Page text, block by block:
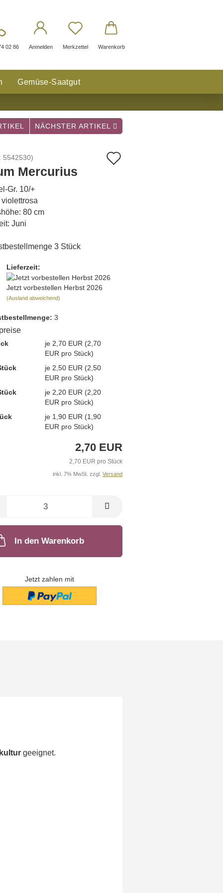
02 86 Anmelden Merkzettel Warenkorb
Gemüse-Saatgut
NÄCHSTER ARTIKEL
5542530)
Mercurius
Gr. 10/+
80 cm
Juni
3 Stück
Lieferzeit:
Jetzt vorbestellen Herbst 2026
(Ausland abweichend)
3
je 2,70 EUR (2,70
EUR pro Stück)
je 2,50 EUR (2,50
EUR pro Stück)
je 2,20 EUR (2,20
EUR pro Stück)
je 1,90 EUR (1,90
EUR pro Stück)
2,70 EUR
2,70 EUR pro Stück
inkl. 7% MwSt. zzgl. Versand
In den Warenkorb
Jetzt zahlen mit
geeignet.